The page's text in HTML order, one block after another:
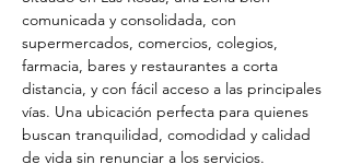
comunicada y consolidada, con
supermercados, comercios, colegios,
farmacia, bares y restaurantes a corta
distancia, y con fácil acceso a las principales
vías. Una ubicación perfecta para quienes
buscan tranquilidad, comodidad y calidad
de vida sin renunciar a los servicios.